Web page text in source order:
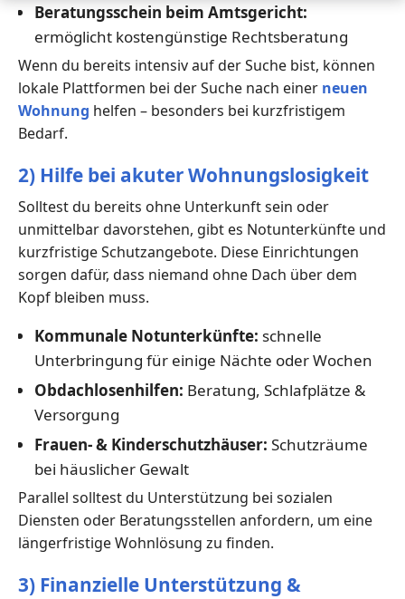
Beratungsschein beim Amtsgericht:
ermöglicht kostengünstige Rechtsberatung
Wenn du bereits intensiv auf der Suche bist, können
lokale Plattformen bei der Suche nach einer neuen
Wohnung helfen – besonders bei kurzfristigem
Bedarf.
2) Hilfe bei akuter Wohnungslosigkeit
Solltest du bereits ohne Unterkunft sein oder
unmittelbar davorstehen, gibt es Notunterkünfte und
kurzfristige Schutzangebote. Diese Einrichtungen
sorgen dafür, dass niemand ohne Dach über dem
Kopf bleiben muss.
Kommunale Notunterkünfte: schnelle
Unterbringung für einige Nächte oder Wochen
Obdachlosenhilfen: Beratung, Schlafplätze &
Versorgung
Frauen- & Kinderschutzhäuser: Schutzräume
bei häuslicher Gewalt
Parallel solltest du Unterstützung bei sozialen
Diensten oder Beratungsstellen anfordern, um eine
längerfristige Wohnlösung zu finden.
3) Finanzielle Unterstützung &